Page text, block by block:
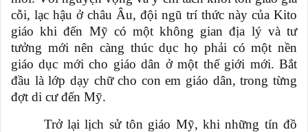
cỗi, lạc hậu ở châu Âu, đội ngũ trí thức này của Kito
giáo khi đến Mỹ có một không gian địa lý và tư
tưởng mới nên càng thúc dục họ phải có một nền
giáo dục mới cho giáo dân ở một thế giới mới. Bắt
đầu là lớp dạy chữ cho con em giáo dân, trong từng
đợt di cư đến Mỹ.
Trở lại lịch sử tôn giáo Mỹ, khi những tín đồ